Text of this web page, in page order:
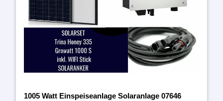
1005 Watt Einspeiseanlage Solaranlage 07646